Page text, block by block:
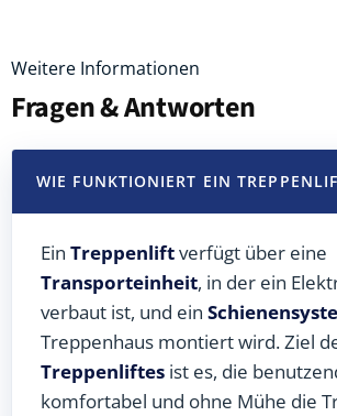
Weitere Informationen
Fragen & Antworten
WIE FUNKTIONIERT EIN
Ein Treppenliftverfügt über eine
Transporteinheit, in der ein
verbaut ist, und ein
Treppenhaus montiert wird. Ziel
Treppenliftes ist es, die
komfortabel und ohne Mühe die